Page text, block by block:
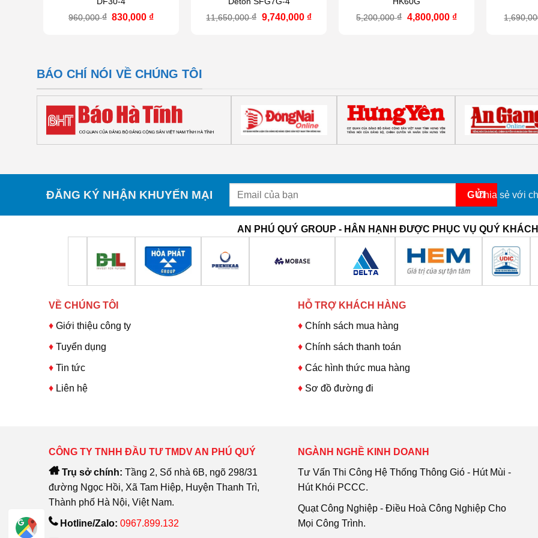
960,000₫ Giá
830,000 ₫Giá
11,650,000₫ Giá
9,740,000 ₫Giá
5,200,000₫ Giá
4,800,000 ₫Giá
BÁO CHÍ NÓI VỀ CHÚNG TÔI
ĐĂNG KÝ NHẬN KHUYẾN MẠI Chia sẻ với
AN PHÚ QUÝ GROUP - HÂN HẠNH ĐƯỢC PHỤC VỤ QUÝ
VỀ CHÚNG TÔI
♦ Giới thiệu công ty
♦ Tuyển dụng
♦ Tin tức
♦ Liên hệ
HỖ TRỢ KHÁCH HÀNG
♦Chính sách mua hàng
♦ Chính sách thanh toán
♦ Các hình thức mua hàng
♦ Sơ đồ đường đi
CÔNG TY TNHH ĐẦU TƯ TMDV AN PHÚ QUÝ
Trụ sở chính: Tầng 2, Số nhà 6B, ngõ 298/31
đường Ngọc Hồi, Xã Tam Hiệp, Huyện Thanh Trì,
Thành phố Hà Nội, Việt Nam.
Hotline/Zalo:0967.899.132
NGÀNH NGHỀ KINH DOANH
Tư Vấn Thi Công Hệ Thống Thông Gió - Hút Mùi -
Hút Khói PCCC.
Quạt Công Nghiệp - Điều Hoà Công Nghiệp Cho
Mọi Công Trình.